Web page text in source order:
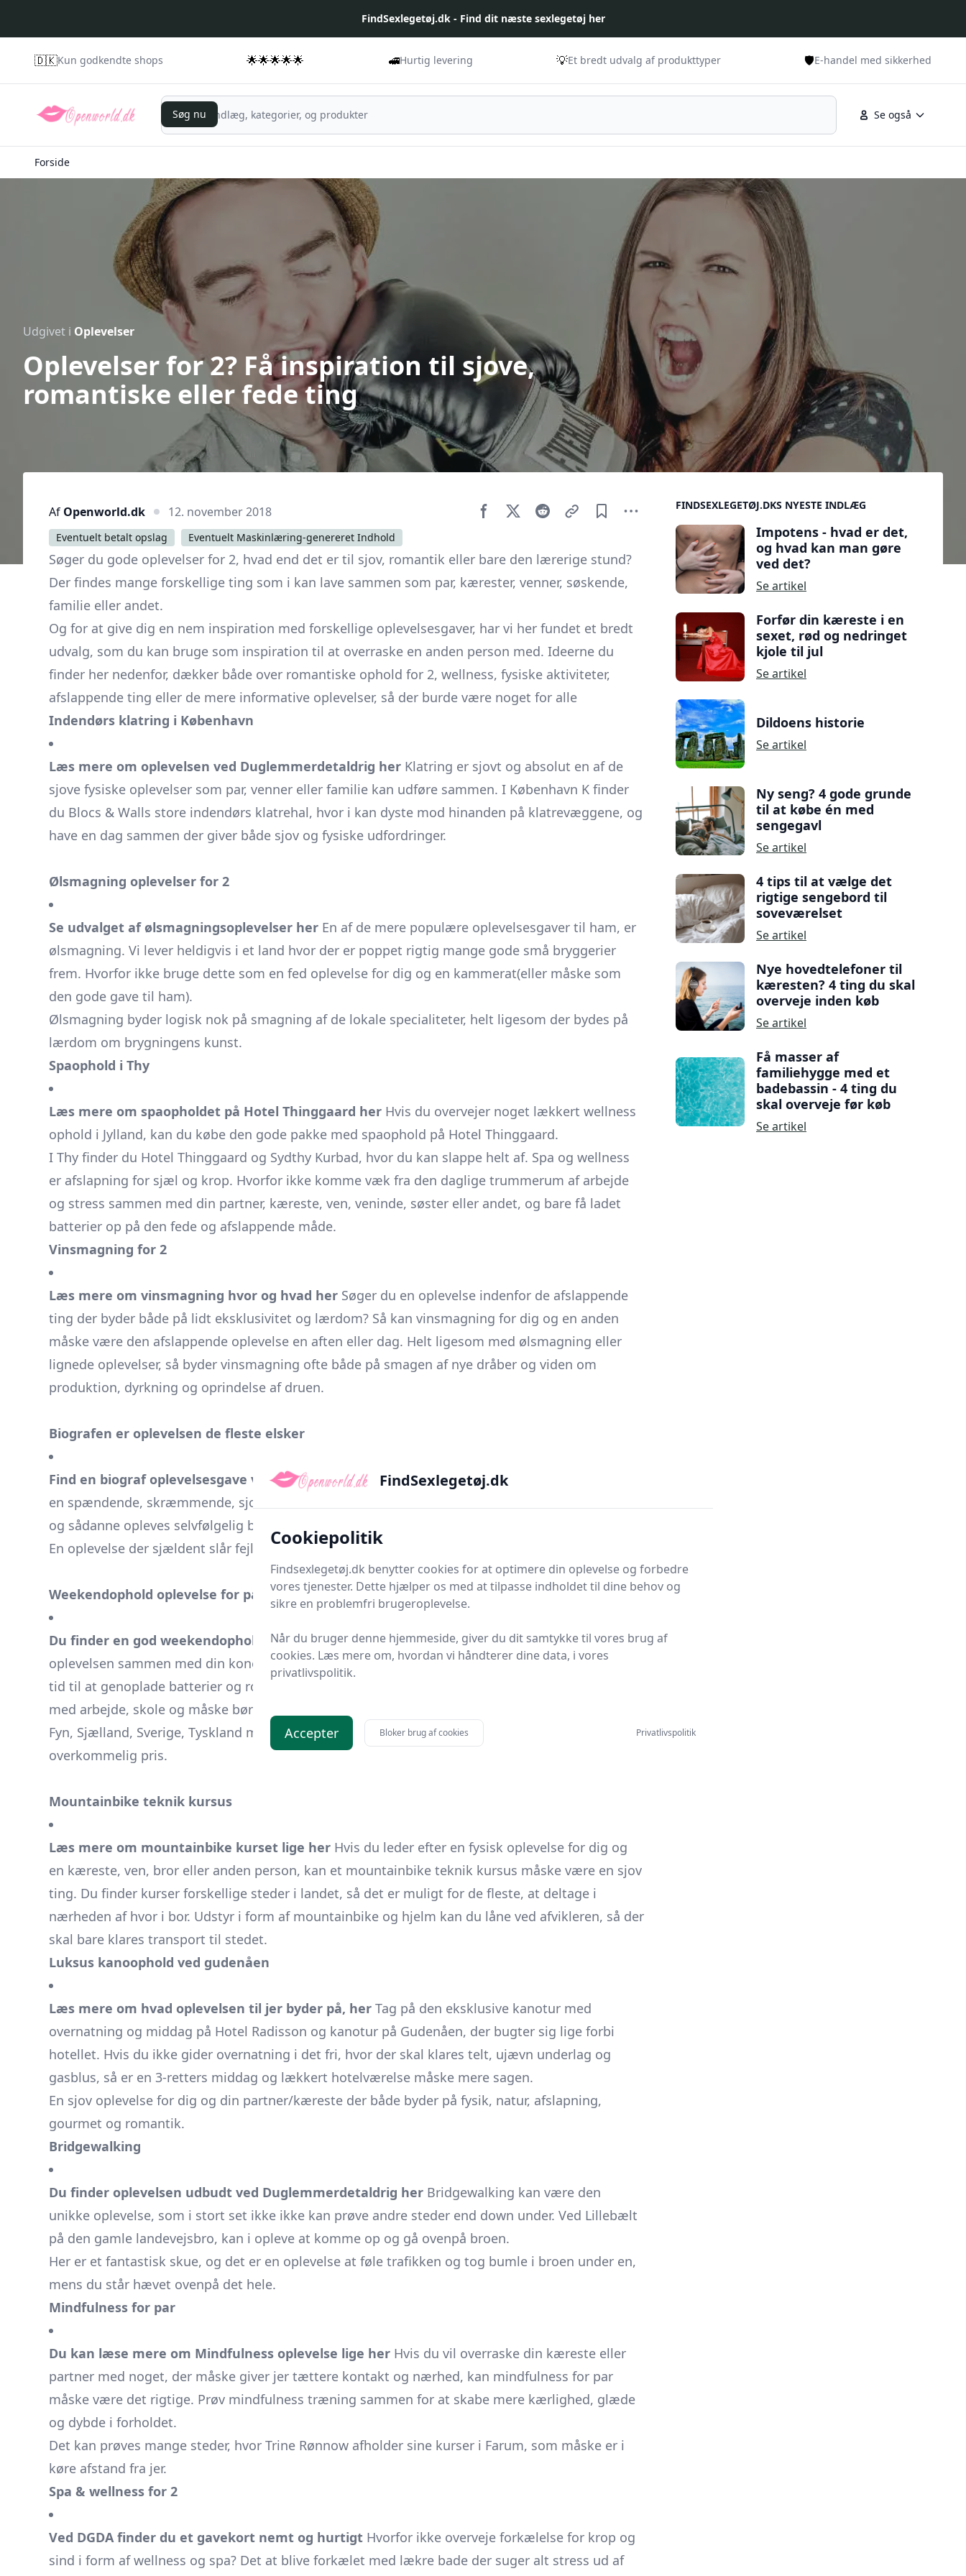
FindSexlegetøj.dk - Find dit næste sexlegetøj her
🇩🇰Kun godkendte shops 🌟🌟🌟🌟🌟 🚅Hurtig levering 💡Et bredt udvalg af produkttyper 🛡️E-handel med sikkerhed
Se også
Søg nu
Søg nu
Forside
Udgivet i Oplevelser
Oplevelser for 2? Få inspiration til sjove,
romantiske eller fede ting
Af Openworld.dk 12. november 2018
Eventuelt betalt opslag Eventuelt Maskinlæring-genereret Indhold
Søger du gode oplevelser for 2, hvad end det er til sjov, romantik eller bare den lærerige stund?
Der findes mange forskellige ting som i kan lave sammen som par, kærester, venner, søskende,
familie eller andet.
Og for at give dig en nem inspiration med forskellige oplevelsesgaver, har vi her fundet et bredt
udvalg, som du kan bruge som inspiration til at overraske en anden person med. Ideerne du
finder her nedenfor, dækker både over romantiske ophold for 2, wellness, fysiske aktiviteter,
afslappende ting eller de mere informative oplevelser, så der burde være noget for alle
Indendørs klatring i København
Læs mere om oplevelsen ved Duglemmerdetaldrig her Klatring er sjovt og absolut en af de
sjove fysiske oplevelser som par, venner eller familie kan udføre sammen. I København K finder
du Blocs & Walls store indendørs klatrehal, hvor i kan dyste mod hinanden på klatrevæggene, og
have en dag sammen der giver både sjov og fysiske udfordringer.
Ølsmagning oplevelser for 2
Se udvalget af ølsmagningsoplevelser her En af de mere populære oplevelsesgaver til ham, er
ølsmagning. Vi lever heldigvis i et land hvor der er poppet rigtig mange gode små bryggerier
frem. Hvorfor ikke bruge dette som en fed oplevelse for dig og en kammerat(eller måske som
den gode gave til ham).
Ølsmagning byder logisk nok på smagning af de lokale specialiteter, helt ligesom der bydes på
lærdom om brygningens kunst.
Spaophold i Thy
Læs mere om spaopholdet på Hotel Thinggaard her Hvis du overvejer noget lækkert wellness
ophold i Jylland, kan du købe den gode pakke med spaophold på Hotel Thinggaard.
I Thy finder du Hotel Thinggaard og Sydthy Kurbad, hvor du kan slappe helt af. Spa og wellness
er afslapning for sjæl og krop. Hvorfor ikke komme væk fra den daglige trummerum af arbejde
og stress sammen med din partner, kæreste, ven, veninde, søster eller andet, og bare få ladet
batterier op på den fede og afslappende måde.
Vinsmagning for 2
Læs mere om vinsmagning hvor og hvad her Søger du en oplevelse indenfor de afslappende
ting der byder både på lidt eksklusivitet og lærdom? Så kan vinsmagning for dig og en anden
måske være den afslappende oplevelse en aften eller dag. Helt ligesom med ølsmagning eller
lignede oplevelser, så byder vinsmagning ofte både på smagen af nye dråber og viden om
produktion, dyrkning og oprindelse af druen.
Biografen er oplevelsen de fleste elsker
Find en biograf oplevelsesgave ved Go Dream lige herHvem elsker ikke at blive underholdt af
en spændende, skræmmende, sjov eller måske dybsindig film? De fleste af os elsker at se film,
og sådanne opleves selvfølgelig bedst på det store lærred med den gode lyd i biffen.
En oplevelse der sjældent slår fejl, som samtidig gøres bedre med en spand popcorn og cola.
Weekendophold oplevelse for par
Du finder en god weekendophold pakke herHvad med etromantisk weekendopholdsom
oplevelsen sammen med din kone, mand, partner eller kæreste? At tage væk på weekend giver
tid til at genoplade batterier og romantikken, hvilket kan være tiltrængt i en hektisk hverdag
med arbejde, skole og måske børn. Der findes mange gode
Fyn, Sjælland, Sverige, Tyskland m.m. som godt nok koster lidt, men ofte kan findes til
overkommelig pris.
Mountainbike teknik kursus
Læs mere om mountainbike kurset lige her Hvis du leder efter en fysisk oplevelse for dig og
en kæreste, ven, bror eller anden person, kan et mountainbike teknik kursus måske være en sjov
ting. Du finder kurser forskellige steder i landet, så det er muligt for de fleste, at deltage i
nærheden af hvor i bor. Udstyr i form af mountainbike og hjelm kan du låne ved afvikleren, så der
skal bare klares transport til stedet.
Luksus kanoophold ved gudenåen
Læs mere om hvad oplevelsen til jer byder på, her Tag på den eksklusive kanotur med
overnatning og middag på Hotel Radisson og kanotur på Gudenåen, der bugter sig lige forbi
hotellet. Hvis du ikke gider overnatning i det fri, hvor der skal klares telt, ujævn underlag og
gasblus, så er en 3-retters middag og lækkert hotelværelse måske mere sagen.
En sjov oplevelse for dig og din partner/kæreste der både byder på fysik, natur, afslapning,
gourmet og romantik.
Bridgewalking
Du finder oplevelsen udbudt ved Duglemmerdetaldrig her Bridgewalking kan være den
unikke oplevelse, som i stort set ikke ikke kan prøve andre steder end down under. Ved Lillebælt
på den gamle landevejsbro, kan i opleve at komme op og gå ovenpå broen.
Her er et fantastisk skue, og det er en oplevelse at føle trafikken og tog bumle i broen under en,
mens du står hævet ovenpå det hele.
Mindfulness for par
Du kan læse mere om Mindfulness oplevelse lige her Hvis du vil overraske din kæreste eller
partner med noget, der måske giver jer tættere kontakt og nærhed, kan mindfulness for par
måske være det rigtige. Prøv mindfulness træning sammen for at skabe mere kærlighed, glæde
og dybde i forholdet.
Det kan prøves mange steder, hvor Trine Rønnow afholder sine kurser i Farum, som måske er i
køre afstand fra jer.
Spa & wellness for 2
Ved DGDA finder du et gavekort nemt og hurtigt Hvorfor ikke overveje forkælelse for krop og
sind i form af wellness og spa? Det at blive forkælet med lækre bade der suger alt stress ud af
Sidebar
FINDSEXLEGETØJ.DKS NYESTE INDLÆG
Impotens - hvad er det,
og hvad kan man gøre
ved det?
Se artikel
Forfør din kæreste i en
sexet, rød og nedringet
kjole til jul
Se artikel
Dildoens historie
Se artikel
Ny seng? 4 gode grunde
til at købe én med
sengegavl
Se artikel
4 tips til at vælge det
rigtige sengebord til
soveværelset
Se artikel
Nye hovedtelefoner til
kæresten? 4 ting du skal
overveje inden køb
Se artikel
Få masser af
familiehygge med et
badebassin - 4 ting du
skal overveje før køb
Se artikel
FindSexlegetøj.dk
Cookiepolitik
Findsexlegetøj.dk benytter cookies for at optimere din oplevelse og forbedre
vores tjenester. Dette hjælper os med at tilpasse indholdet til dine behov og
sikre en problemfri brugeroplevelse.
Når du bruger denne hjemmeside, giver du dit samtykke til vores brug af
cookies. Læs mere om, hvordan vi håndterer dine data, i vores
privatlivspolitik.
Accepter Bloker brug af cookies Privatlivspolitik